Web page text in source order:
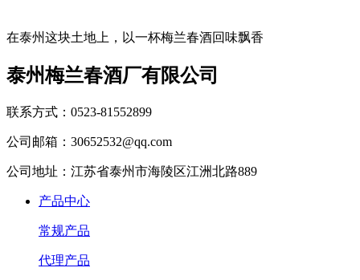
在泰州这块土地上，以一杯梅兰春酒回味飘香
泰州梅兰春酒厂有限公司
联系方式：0523-81552899
公司邮箱：30652532@qq.com
公司地址：江苏省泰州市海陵区江洲北路889
产品中心
常规产品
代理产品